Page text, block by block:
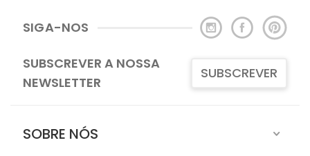
SIGA-NOS
SUBSCREVER A NOSSA
NEWSLETTER
SUBSCREVER
SOBRE NÓS